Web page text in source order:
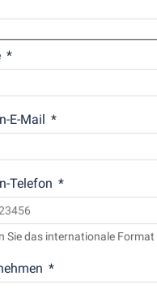
E-Mail
Telefon
Sie das internationale